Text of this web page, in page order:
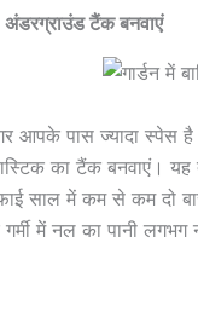
टैंक बनवाएं
आपके पास ज्यादा स्पेस
का टैंक बनवाएं। यह
साल में कम से कम दो
गर्मी में नल का पानी लगभग